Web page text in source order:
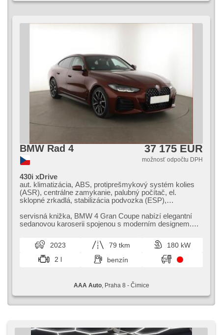
BMW Rad 4 37 175 EUR
možnosť odpočtu DPH
430i xDrive
aut. klimatizácia, ABS, protiprešmykový systém kolies
(ASR), centrálne zamykanie, palubný počítač, el.
sklopné zrkadlá, stabilizácia podvozka (ESP),
štartovanie tlačítkom, senzor tlaku v pneumatikách,
USB, 8x airbag, alarm, automatické parkovanie, el.
zrkadlá, posilňovač riadenia, el. okná, autorádio, aut.
prevodovka, pohon 4 x 4
servisná knižka,​ BMW 4 Gran Coupe nabízí elegantní
sedanovou karoserii spojenou s moderním designem.
2023 79 tkm
180 kW
2 l
benzín
AAA Auto, Praha 8 - Čimice